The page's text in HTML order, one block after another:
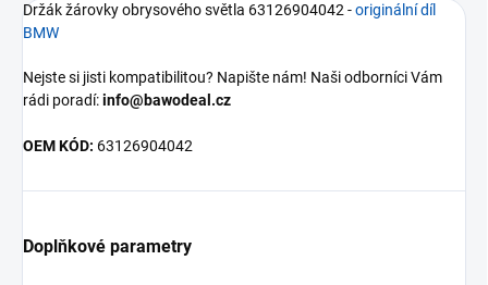
Držák žárovky obrysového světla 63126904042 -originální díl
BMW
Nejste si jisti kompatibilitou? Napište nám! Naši odborníci Vám
rádi poradí:info@bawodeal.cz
OEM KÓD: 63126904042
Doplňkové parametry